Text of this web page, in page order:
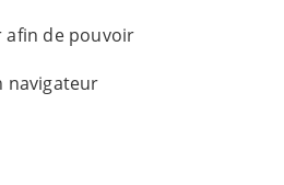
afin de pouvoir
navigateur